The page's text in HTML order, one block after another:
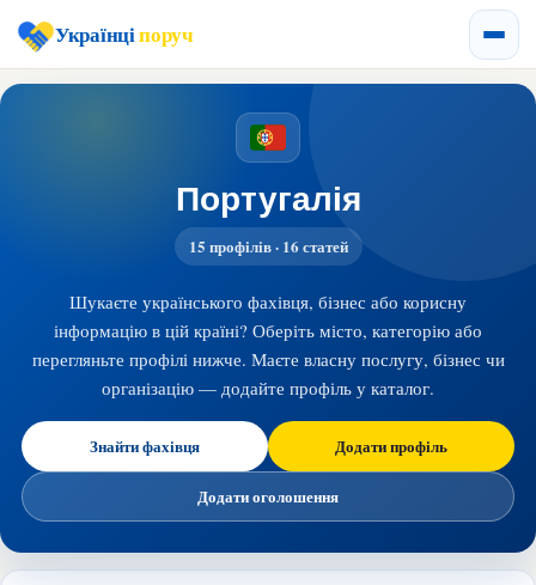
Українціпоруч
Португалія
15 профілів · 16 статей
Шукаєте українського фахівця, бізнес або корисну
інформацію в цій країні? Оберіть місто, категорію або
перегляньте профілі нижче. Маєте власну послугу, бізнес чи
організацію — додайте профіль у каталог.
Знайти фахівця Додати профіль
Додати оголошення